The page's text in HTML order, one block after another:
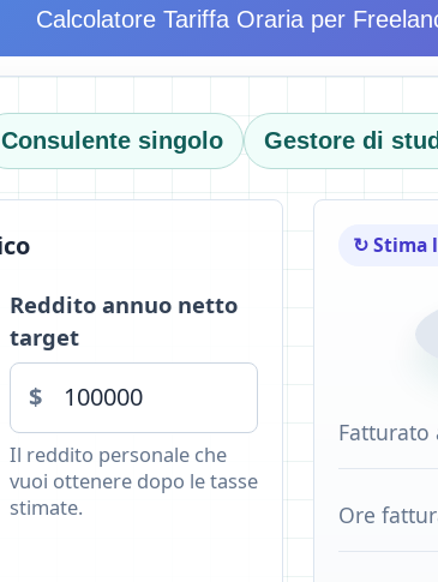
Calcolatore Tariffa Oraria per
Consulente singolo Gestore di
Reddito annuo netto
target
$
Il reddito personale che
vuoi ottenere dopo le tasse
stimate.
↻ Stima
Fatturato
Ore